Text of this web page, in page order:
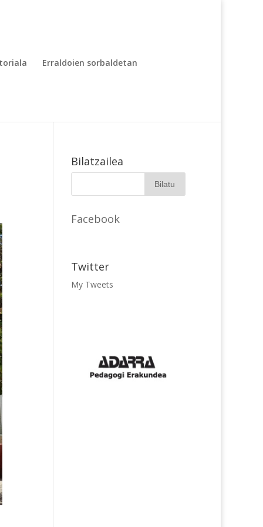
Erraldoien sorbaldetan
Bilatzailea
Facebook
Twitter
My Tweets